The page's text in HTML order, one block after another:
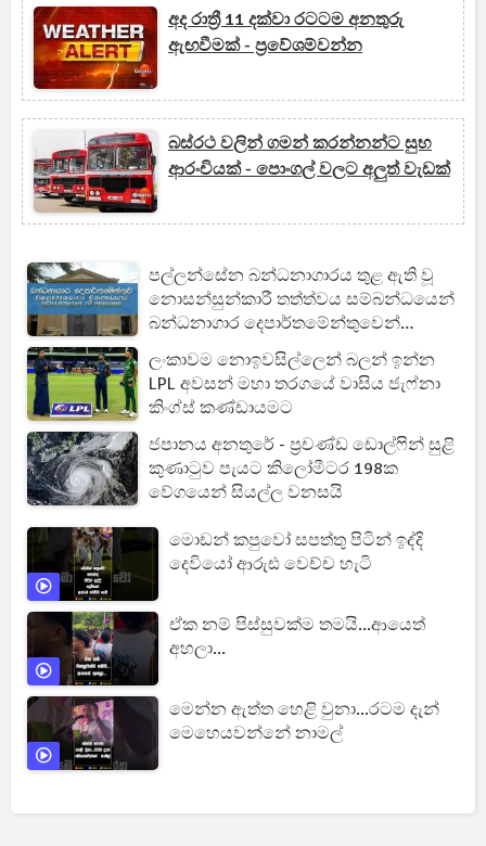
අද රාත්‍රී 11 දක්වා රටටම අනතුරු
ඇඟවීමක් - ප්‍රවේශම්වන්න
බස්රථ වලින් ගමන් කරන්නන්ට සුභ
ආරංචියක් - පොංගල් වලට අලුත් වැඩක්
පල්ලන්සේන බන්ධනාගාරය තුළ ඇති වූ
නොසන්සුන්කාරී තත්ත්වය සම්බන්ධයෙන්
බන්ධනාගාර දෙපාර්තමේන්තුවෙන්
නිවේදනයක්
ලංකාවම නොඉවසිල්ලෙන් බලන් ඉන්න
LPL අවසන් මහා තරගයේ වාසිය ජැෆ්නා
කිංග්ස් කණ්ඩායමට
ජපානය අනතුරේ - ප්‍රචණ්ඩ ඩොල්ෆින් සුළි
කුණාටුව පැයට කිලෝමීටර 198ක
වේගයෙන් සියල්ල වනසයි
මොඩන් කපුවෝ සපත්තු පිටින් ඉද්දි
දෙවියෝ ආරුඪ වෙච්ච හැටි
ඒක නම් පිස්සුවක්ම තමයි...ආයෙත්
අහලා...
මෙන්න ඇත්ත හෙළි වුනා...රටම දැන්
මෙහෙයවන්නේ නාමල්